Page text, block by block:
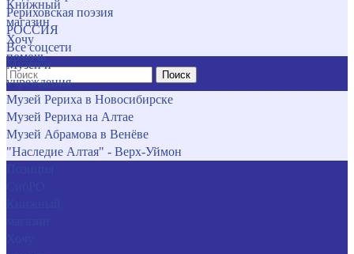
Книжный
магазин
Хочу
помочь
Поиск
Рериховская поэзия
РОССИЯ
Все соцсети
Музеи и
учреждения
Музей Рериха в Новосибирске
Музей Рериха на Алтае
Музей Абрамова в Венёве
"Наследие Алтая" - Верх-Уймон